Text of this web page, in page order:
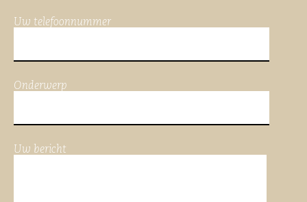
Uw telefoonnummer
Onderwerp
Uw bericht